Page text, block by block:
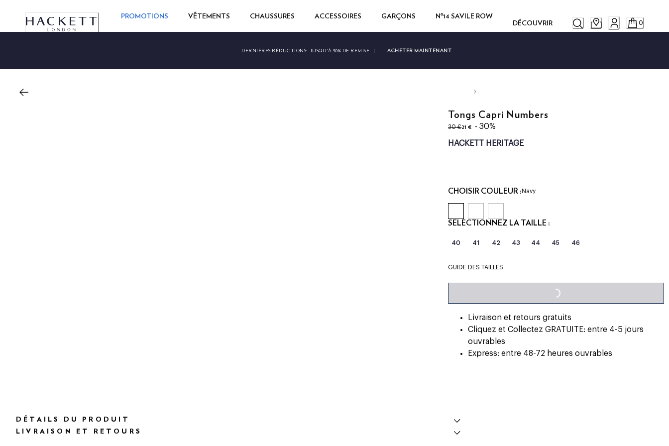
PROMOTIONS VÊTEMENTS CHAUSSURES ACCESSOIRES GARÇONS
Nº14 SAVILE ROW
DÉCOUVRIR
0
DERNIÈRES RÉDUCTIONS: JUSQU'À 50% DE REMISE | ACHETER MAINTENANT
Tongs Capri Numbers
30 €
original price 30 €
21 €
current price 21 €
- 30%
HACKETT HERITAGE
CHOISIR COULEUR :Navy
SÉLECTIONNEZ LA TAILLE :
40 41 42 43 44 45 46
GUIDE DES TAILLES LOADING...
Livraison et retours gratuits
Cliquez et Collectez GRATUITE: entre 4-5 jours
ouvrables
Express: entre 48-72 heures ouvrables
DÉTAILS DU PRODUIT
LIVRAISON ET RETOURS